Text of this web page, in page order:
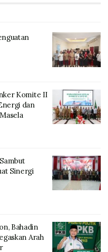
Komite II
dan
Sinergi
Bahadin
Arah